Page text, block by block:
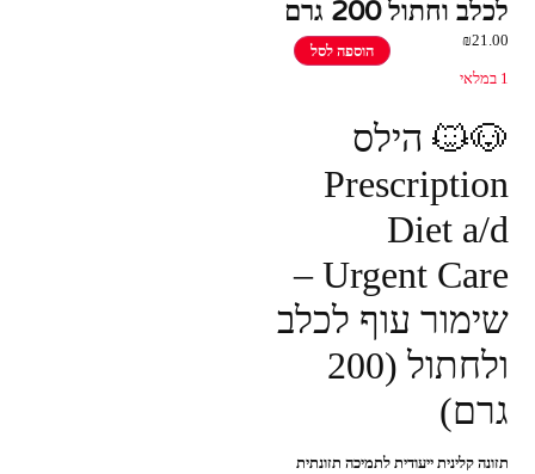
לכלב וחתול 200 גרם
₪21.00
1 במלאי
הוספה לסל
🐶🐱 הילס
Prescription
Diet a/d
Urgent Care –
שימור עוף לכלב
ולחתול (200
גרם)
תזונה קלינית ייעודית לתמיכה תזונתית